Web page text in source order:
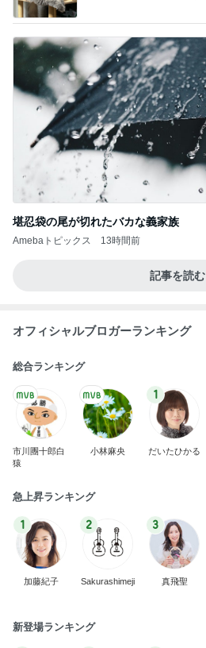
堪忍袋の尾が切れたバカな義家族
Amebaトピックス 13時間前
記事を読む
オフィシャルブロガーランキング
総合ランキング
市川團十郎白
猿
小林麻央
1
だいたひかる
急上昇ランキング
1
加藤紀子
2
Sakurashimeji
3
真飛聖
新登場ランキング